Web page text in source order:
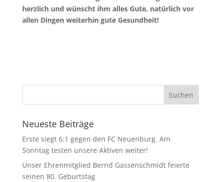
herzlich und wünscht ihm alles Gute, natürlich vor
allen Dingen weiterhin gute Gesundheit!
Neueste Beiträge
Erste siegt 6:1 gegen den FC Neuenburg. Am
Sonntag testen unsere Aktiven weiter!
Unser Ehrenmitglied Bernd Gassenschmidt feierte
seinen 80. Geburtstag